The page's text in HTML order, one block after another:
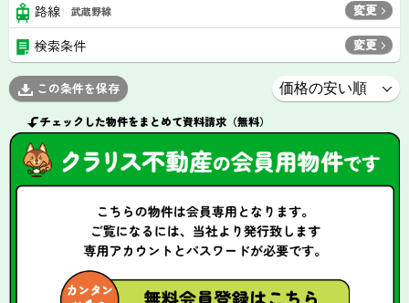
路線 武蔵野線 変更
検索条件 変更
この条件を保存
チェックした物件をまとめて資料請求（無料）